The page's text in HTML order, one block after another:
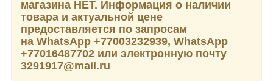
магазина НЕТ. Информация о наличии
товара и актуальной цене
предоставляется по запросам
на WhatsApp +77003232939, WhatsApp
+77016487702 или электронную почту
3291917@mail.ru